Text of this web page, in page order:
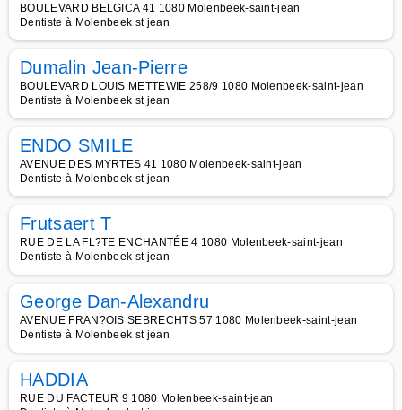
BOULEVARD BELGICA 41 1080 Molenbeek-saint-jean
Dentiste à Molenbeek st jean
Dumalin Jean-Pierre
BOULEVARD LOUIS METTEWIE 258/9 1080 Molenbeek-saint-jean
Dentiste à Molenbeek st jean
ENDO SMILE
AVENUE DES MYRTES 41 1080 Molenbeek-saint-jean
Dentiste à Molenbeek st jean
Frutsaert T
RUE DE LA FL?TE ENCHANTÉE 4 1080 Molenbeek-saint-jean
Dentiste à Molenbeek st jean
George Dan-Alexandru
AVENUE FRAN?OIS SEBRECHTS 57 1080 Molenbeek-saint-jean
Dentiste à Molenbeek st jean
HADDIA
RUE DU FACTEUR 9 1080 Molenbeek-saint-jean